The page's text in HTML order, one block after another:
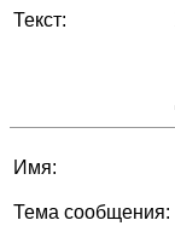
Текст:
Имя:
Тема сообщения: